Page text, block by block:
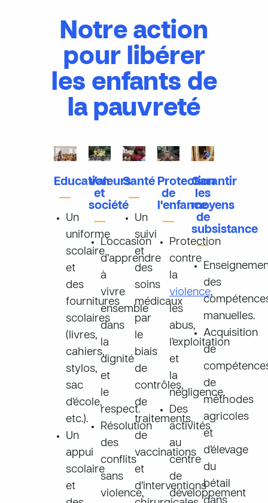
Notre action
pour libérer
les enfants de
la pauvreté
Education
Un
uniforme
scolaire
et
des
fournitures
scolaires
(livres,
cahiers,
stylos,
sac
d’école,
etc.).
Un
appui
scolaire
et
Valeurs
et
société
L’occasion
d’apprendre
à
vivre
ensemble
dans
la
dignité
et
le
respect.
Résolution
des
conflits
sans
violence,
Santé
Un
suivi
et
des
soins
médicaux
par
le
biais
de
contrôles,
de
traitements,
de
vaccinations
et
d’interventions
Protection
de
l'enfance
Protection
contre
la
violence,
les
abus,
l’exploitation
et
la
négligence.
Des
activités
au
centre
de
développement
Garantir
les
moyens
de
subsistance
des
manuelles.
Acquisition
de
de
méthodes
agricoles
et
d’élevage
du
bétail